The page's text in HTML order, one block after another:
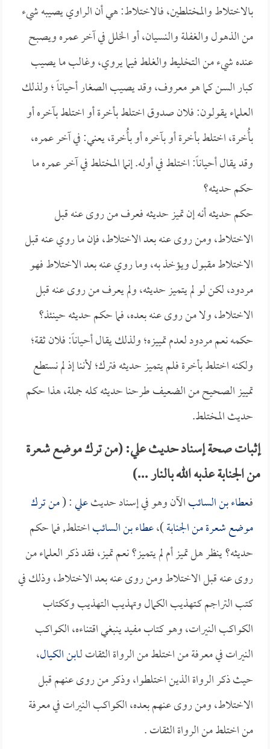
بالاختلاط والمختلطين، فالاختلاط: هي أن الراوي يصيبه شيء
من الذهول والغفلة والنسيان، أو الخلل في آخر عمره ويصبح
عنده شيء من التخليط والغلط فيما يروي، وغالب ما يصيب
كبار السن كما هو معروف، وقد يصيب الصغار أحياناً ؛ ولذلك
العلماء يقولون: فلان صدوق اختلط بأخرة أو اختلط بآخره أو
بأُخرة، اختلط بأخرة أو بآخره أو بأُخرة، يعني: في آخر عمره،
وقد يقال أحياناً: اختلط في أوله. إنما المختلط في آخر عمره ما
حكم حديثه؟
حكم حديثه أنه إن تميز حديثه فعرف من روى عنه قبل
الاختلاط، ومن روى عنه بعد الاختلاط، فإن ما روي عنه قبل
الاختلاط مقبول ويؤخذ به، وما روي عنه بعد الاختلاط فهو
مردود، لكن لو لم يتميز حديثه، ولم يعرف من روى عنه قبل
الاختلاط، ولا من روى عنه بعده، فما حكم حديثه حينئذ؟
حكمه نعم مردود لعدم تمييزه؛ ولذلك يقال أحياناً: فلان ثقة؛
ولكنه اختلط بأخرة فلم يتميز حديثه فترك؛ لأننا إذ لم نستطع
تمييز الصحيح من الضعيف طرحنا حديثه كله جملة، هذا حكم
حديث المختلط.
إثبات صحة إسناد حديث علي: (من ترك موضع شعرة
من الجنابة عذبه الله بالنار ...)
فـعطاء بن السائبالآن وهو في إسناد حديثعلي: (من ترك
موضع شعرة من الجنابة)،عطاء بن السائباختلط, فما حكم
حديثه؟ ينظر هل تميز أم لم يتميز؟ نعم تميز، فقد ذكر العلماء من
روى عنه قبل الاختلاط ومن روى عنه بعد الاختلاط، وذلك في
كتب التراجم كـتهذيب الكمال وتهذيب التهذيب وككتاب
الكواكب النيرات، وهو كتاب مفيد ينبغي اقتناءه، الكواكب
النيرات في معرفة من اختلط من الرواة الثقات لـابن الكيال،
حيث ذكر الرواة الذين اختلطوا، وذكر من روى عنهم قبل
الاختلاط، ومن روى عنهم بعده، الكواكب النيرات في معرفة
من اختلط من الرواة الثقات .